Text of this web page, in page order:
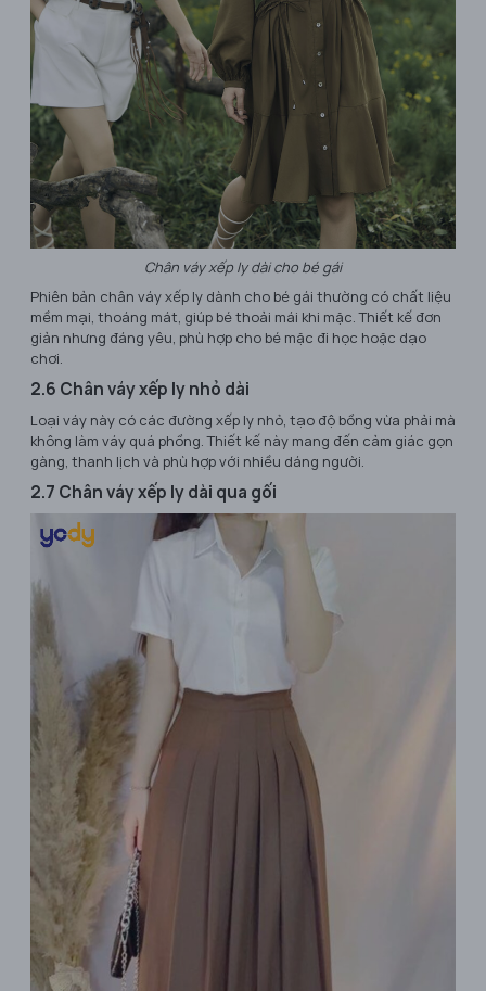
Chân váy xếp ly dài cho bé gái
Phiên bản chân váy xếp ly dành cho bé gái thường có chất liệu
mềm mại, thoáng mát, giúp bé thoải mái khi mặc. Thiết kế đơn
giản nhưng đáng yêu, phù hợp cho bé mặc đi học hoặc dạo
chơi.
2.6 Chân váy xếp ly nhỏ dài
Loại váy này có các đường xếp ly nhỏ, tạo độ bồng vừa phải mà
không làm váy quá phồng. Thiết kế này mang đến cảm giác gọn
gàng, thanh lịch và phù hợp với nhiều dáng người.
2.7 Chân váy xếp ly dài qua gối